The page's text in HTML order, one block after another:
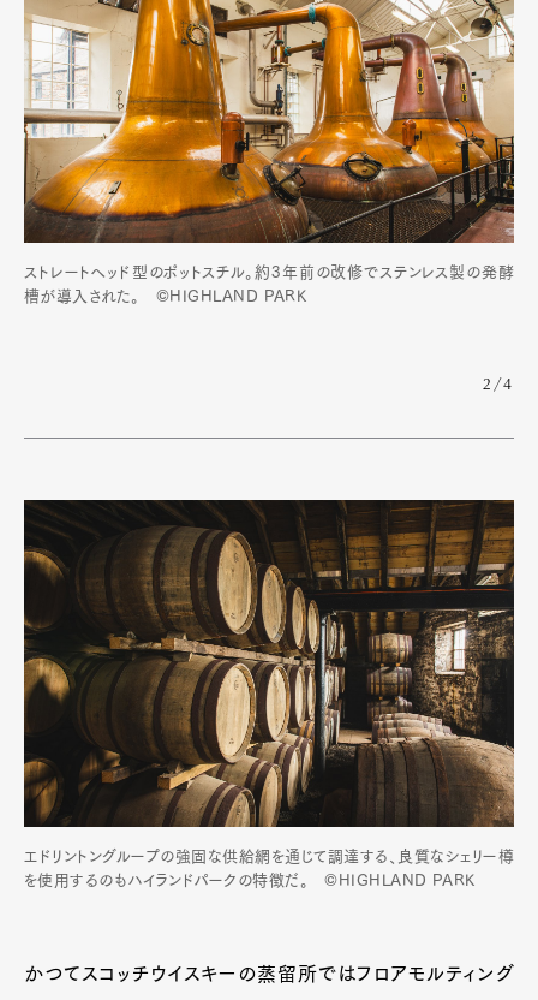
ストレートヘッド型のポットスチル。約3年前の改修でステンレス製の発酵
槽が導入された。 ©HIGHLAND PARK
2/4
エドリントングループの強固な供給網を通じて調達する、良質なシェリー樽
を使用するのもハイランドパークの特徴だ。 ©HIGHLAND PARK
かつてスコッチウイスキーの蒸留所ではフロアモルティング